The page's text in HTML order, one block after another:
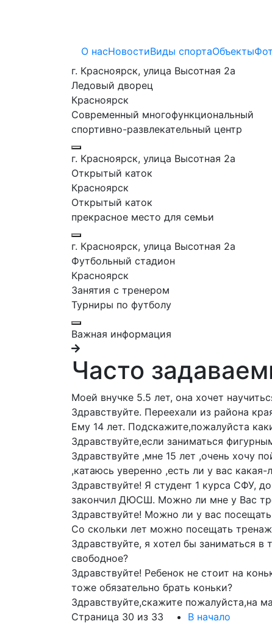
О насНовостиВиды спортаОбъекты
г. Красноярск, улица Высотная 2a
Ледовый дворец
Красноярск
Современный многофункциональный
спортивно-развлекательный центр
г. Красноярск, улица Высотная 2a
Открытый каток
Красноярск
Открытый каток
прекрасное место для семьи
г. Красноярск, улица Высотная 2a
Футбольный стадион
Красноярск
Занятия с тренером
Турниры по футболу
Важная информация
Часто
Моей внучке 5.5 лет, она хочет
Здравствуйте. Переехали из района
Ему 14 лет. Подскажите,пожалуйста
Здравствуйте,если заниматься
Здравствуйте ,мне 15 лет ,очень хочу
,катаюсь уверенно ,есть ли у вас
Здравствуйте! Я студент 1 курса СФУ,
закончил ДЮСШ. Можно ли мне у Вас
Здравствуйте! Можно ли у вас
Со скольки лет можно посещать
Здравствуйте, я хотел бы заниматься
свободное?
Здравствуйте! Ребенок не стоит на
тоже обязательно брать коньки?
Здравствуйте,скажите пожалуйста,на
Страница 30 из 33
В начало